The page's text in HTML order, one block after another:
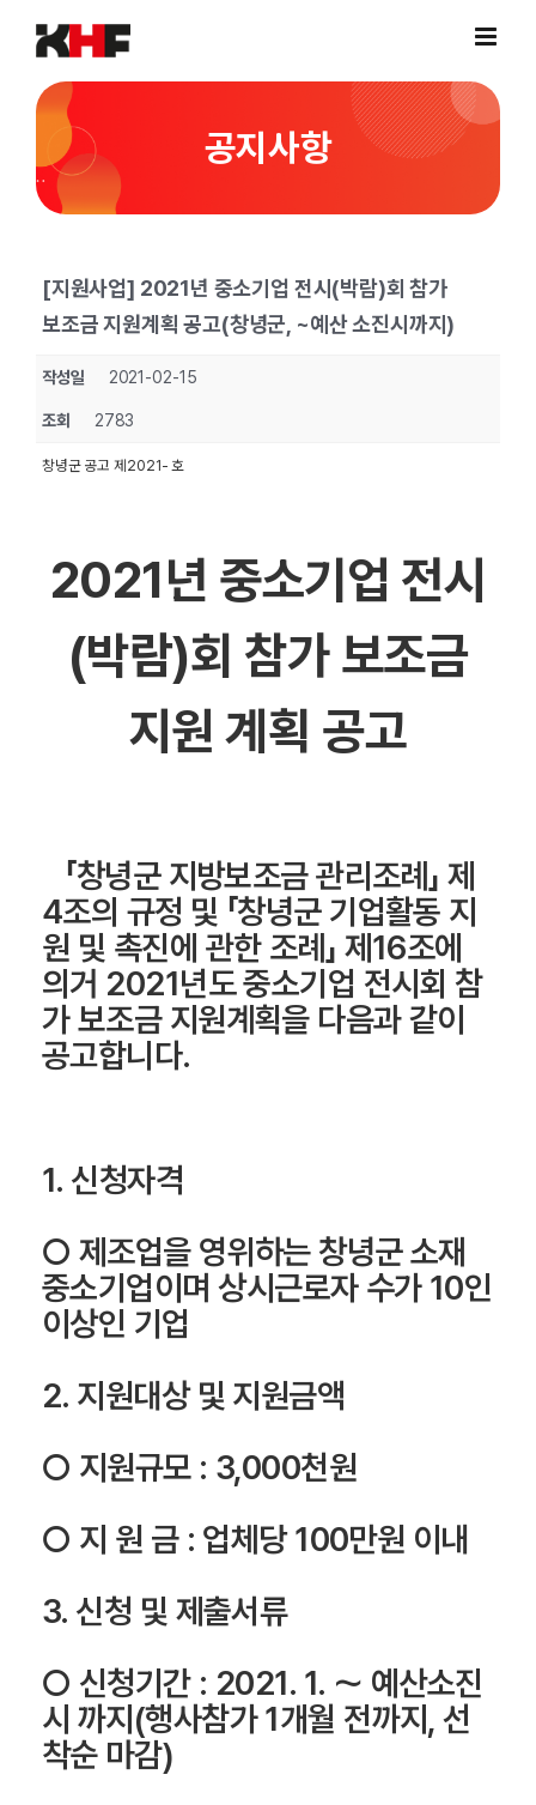
content
공지사항
[지원사업] 2021년 중소기업 전시(박람)회 참가
보조금 지원계획 공고(창녕군, ~예산 소진시까지)
작성일 2021-02-15
조회 2783
창녕군 공고 제2021- 호
2021년 중소기업 전시
(박람)회 참가 보조금
지원 계획 공고
「창녕군 지방보조금 관리조례」 제
4조의 규정 및 「창녕군 기업활동 지
원 및 촉진에 관한 조례」 제16조에
의거 2021년도 중소기업 전시회 참
가 보조금 지원계획을 다음과 같이
공고합니다.
1. 신청자격
○ 제조업을 영위하는 창녕군 소재
중소기업이며 상시근로자 수가 10인
이상인 기업
2. 지원대상 및 지원금액
○ 지원규모 : 3,000천원
○ 지 원 금 : 업체당 100만원 이내
3. 신청 및 제출서류
○ 신청기간 : 2021. 1. ～ 예산소진
시 까지(행사참가 1개월 전까지, 선
착순 마감)